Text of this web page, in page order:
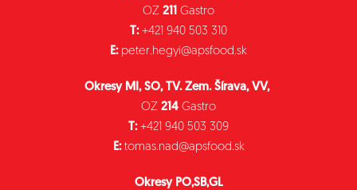
OZ 211 Gastro
T:+421 940 503 310
E:peter.hegyi@apsfood.sk
Okresy MI, SO, TV. Zem. Šírava, VV,
OZ 214 Gastro
T:+421 940 503 309
E:tomas.nad@apsfood.sk
Okresy PO,SB,GL